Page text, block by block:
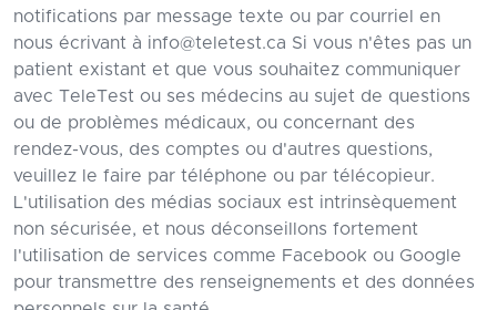
notifications par message texte ou par courriel en
nous écrivant à info@teletest.ca Si vous n'êtes pas un
patient existant et que vous souhaitez communiquer
avec TeleTest ou ses médecins au sujet de questions
ou de problèmes médicaux, ou concernant des
rendez-vous, des comptes ou d'autres questions,
veuillez le faire par téléphone ou par télécopieur.
L'utilisation des médias sociaux est intrinsèquement
non sécurisée, et nous déconseillons fortement
l'utilisation de services comme Facebook ou Google
pour transmettre des renseignements et des données